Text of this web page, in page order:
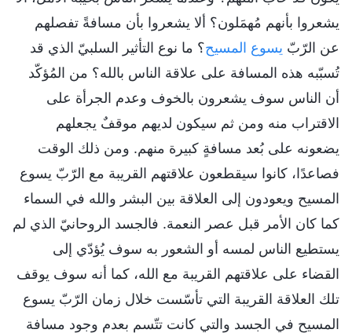
يشعروا بأنهم مُهمَلون؟ ألا يشعروا بأن مسافةً تفصلهم
عن الرّبّ يسوع المسيح؟ ما نوع التأثير السلبيّ الذي قد
تُسبّبه هذه المسافة على علاقة الناس بالله؟ من المُؤكّد
أن الناس سوف يشعرون بالخوف وعدم الجرأة على
الاقتراب منه ومن ثم سيكون لديهم موقفٌ يجعلهم
يضعونه على بُعد مسافةٍ كبيرة منهم. ومن ذلك الوقت
فصاعدًا، كانوا سيقطعون علاقتهم القريبة مع الرّبّ يسوع
المسيح ويعودون إلى العلاقة بين البشر والله في السماء
كما كان الأمر قبل عصر النعمة. فالجسد الروحانيّ الذي لم
يستطيع الناس لمسه أو الشعور به سوف يُؤدّي إلى
القضاء على علاقتهم القريبة مع الله، كما أنه سوف يوقف
تلك العلاقة القريبة التي تأسّست خلال زمان الرّبّ يسوع
المسيح في الجسد والتي كانت تتّسم بعدم وجود مسافة